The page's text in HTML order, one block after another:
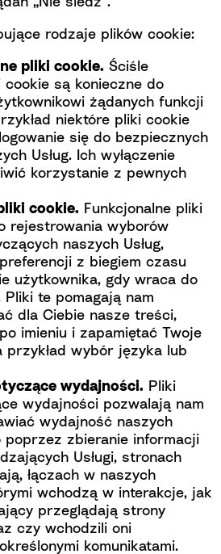
rodzaje plików cookie:
pliki cookie. Ściśle
cookie są konieczne do
żądanych funkcji
niektóre pliki cookie
się do bezpiecznych
Usług. Ich wyłączenie
korzystanie z pewnych
cookie. Funkcjonalne pliki
rejestrowania wyborów
naszych Usług,
z biegiem czasu
użytkownika, gdy wraca do
Pliki te pomagają nam
dla Ciebie nasze treści,
imieniu i zapamiętać Twoje
przykład wybór języka lub
wydajności. Pliki
wydajności pozwalają nam
wydajność naszych
poprzez zbieranie informacji
Usługi, stronach
łączach w naszych
wchodzą w interakcje, jak
przeglądają strony
czy wchodzili oni
komunikatami.